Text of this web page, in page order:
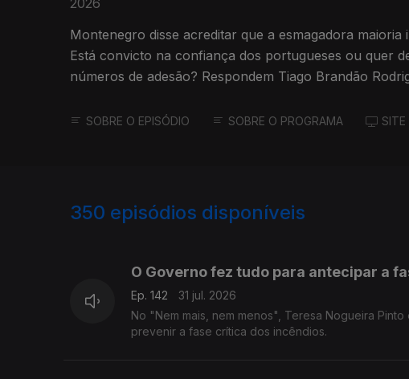
2026
Montenegro disse acreditar que a esmagadora maioria
Está convicto na confiança dos portugueses ou quer
números de adesão? Respondem Tiago Brandão
SOBRE O EPISÓDIO SOBRE O PROGRAMA SITE
350 episódios disponíveis
O Governo fez tudo para antecipar a
Ep. 142
31 jul. 2026
No "Nem mais, nem menos", Teresa Nogueira
prevenir a fase crítica dos incêndios.